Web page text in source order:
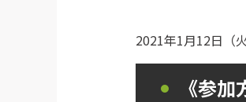
2021年1月12日（
《参加